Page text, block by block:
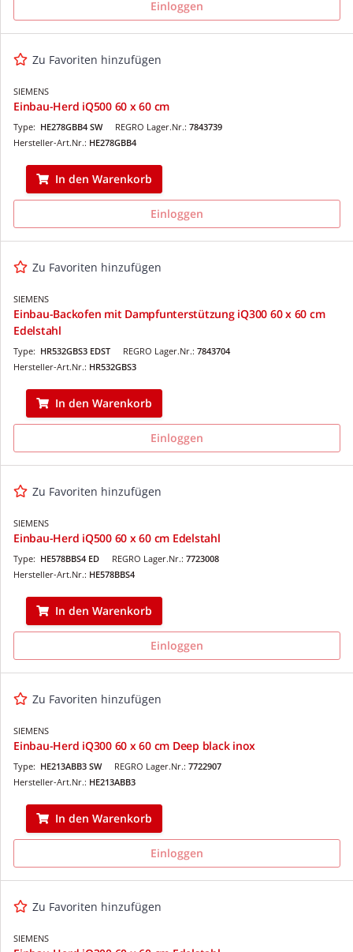
Einloggen
Zu Favoriten hinzufügen
SIEMENS
Einbau-Herd iQ500 60 x 60 cm
REGRO Lager.Nr.: 7843739
Type: HE278GBB4 SW
Hersteller-Art.Nr.: HE278GBB4
In den Warenkorb
Einloggen
Zu Favoriten hinzufügen
SIEMENS
Einbau-Backofen mit Dampfunterstützung iQ300 60 x 60 cm
Edelstahl
REGRO Lager.Nr.: 7843704
Type: HR532GBS3 EDST
Hersteller-Art.Nr.: HR532GBS3
In den Warenkorb
Einloggen
Zu Favoriten hinzufügen
SIEMENS
Einbau-Herd iQ500 60 x 60 cm Edelstahl
REGRO Lager.Nr.: 7723008
Type: HE578BBS4 ED
Hersteller-Art.Nr.: HE578BBS4
In den Warenkorb
Einloggen
Zu Favoriten hinzufügen
SIEMENS
Einbau-Herd iQ300 60 x 60 cm Deep black inox
REGRO Lager.Nr.: 7722907
Type: HE213ABB3 SW
Hersteller-Art.Nr.: HE213ABB3
In den Warenkorb
Einloggen
Zu Favoriten hinzufügen
SIEMENS